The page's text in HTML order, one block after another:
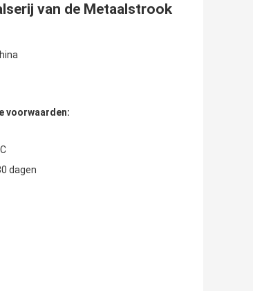
van de Metaalstrook
voorwaarden:
dagen